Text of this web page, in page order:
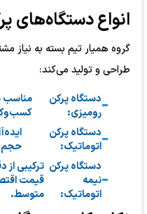
انواع دستگاه‌های
گروه همیار تیم بسته به نیاز
طراحی و تولید می‌کند:
دستگاه پرکن
رومیزی:
مناسب
دستگاه پرکن
اتوماتیک:
حجم
دستگاه پرکن
نیمه
اتوماتیک:
ترکیبی
قیمت
متوسط.